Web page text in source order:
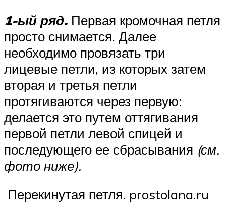
1-ый ряд. Первая кромочная петля
просто снимается. Далее
необходимо провязать три
лицевые петли, из которых затем
вторая и третья петли
протягиваются через первую:
делается это путем оттягивания
первой петли левой спицей и
последующего ее сбрасывания (см.
фото ниже).
Перекинутая петля. prostolana.ru